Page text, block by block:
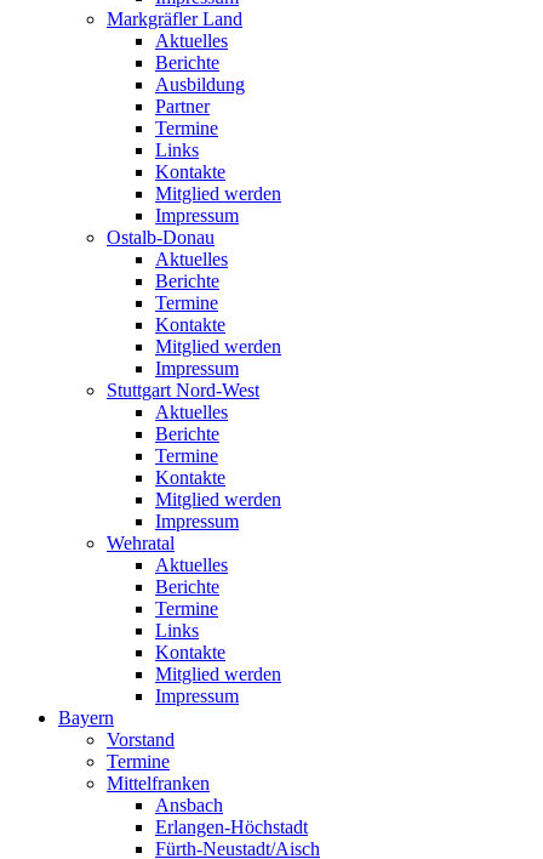
Markgräfler Land
Aktuelles
Berichte
Ausbildung
Partner
Termine
Links
Kontakte
Mitglied werden
Impressum
Ostalb-Donau
Aktuelles
Berichte
Termine
Kontakte
Mitglied werden
Impressum
Stuttgart Nord-West
Aktuelles
Berichte
Termine
Kontakte
Mitglied werden
Impressum
Wehratal
Aktuelles
Berichte
Termine
Links
Kontakte
Mitglied werden
Impressum
Bayern
Vorstand
Termine
Mittelfranken
Ansbach
Erlangen-Höchstadt
Fürth-Neustadt/Aisch